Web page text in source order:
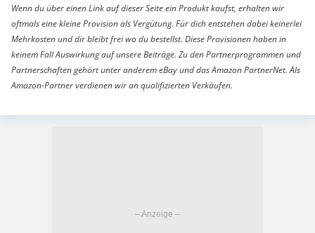
Wenn du über einen Link auf dieser Seite ein Produkt kaufst, erhalten wir
oftmals eine kleine Provision als Vergütung. Für dich entstehen dabei keinerlei
Mehrkosten und dir bleibt frei wo du bestellst. Diese Provisionen haben in
keinem Fall Auswirkung auf unsere Beiträge. Zu den Partnerprogrammen und
Partnerschaften gehört unter anderem eBay und das Amazon PartnerNet. Als
Amazon-Partner verdienen wir an qualifizierten Verkäufen.